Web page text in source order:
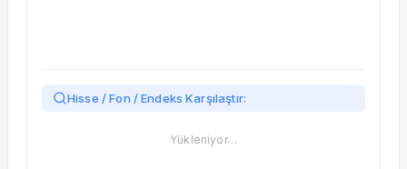
Hisse / Fon / Endeks Karşılaştır:
Yükleniyor…